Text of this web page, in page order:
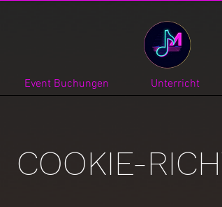
Event Buchungen Unterricht
COOKIE-